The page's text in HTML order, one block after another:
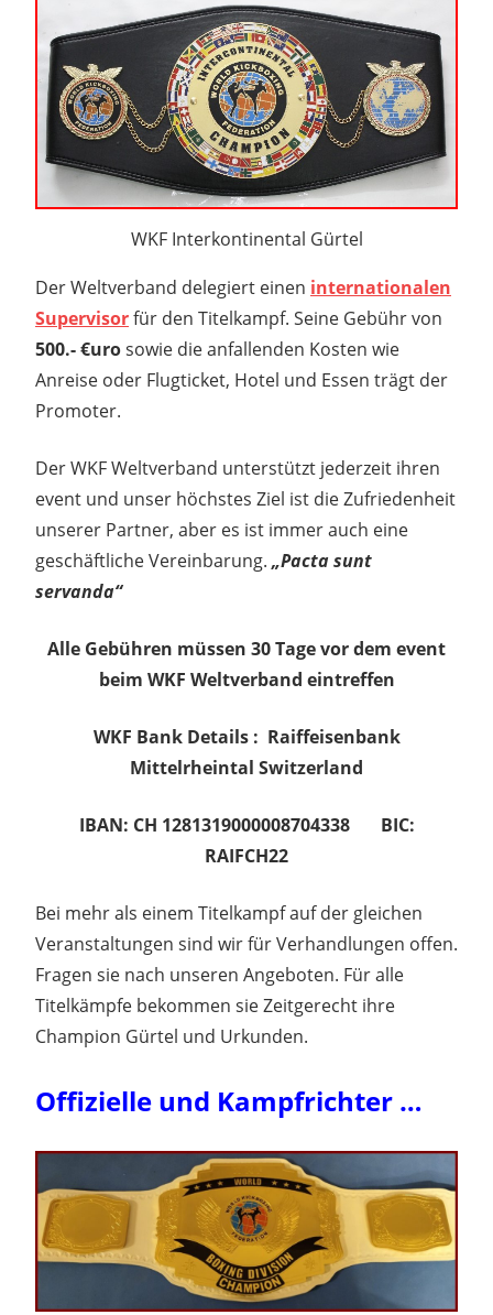
WKF Interkontinental Gürtel
Der Weltverband delegiert einen internationalen
Supervisorfür den Titelkampf. Seine Gebühr von
500.- €urosowie die anfallenden Kosten wie
Anreise oder Flugticket, Hotel und Essen trägt der
Promoter.
Der WKF Weltverband unterstützt jederzeit ihren
event und unser höchstes Ziel ist die Zufriedenheit
unserer Partner, aber es ist immer auch eine
geschäftliche Vereinbarung. „Pacta sunt
servanda“
Alle Gebühren müssen 30 Tage vor dem event
beim WKF Weltverband eintreffen
WKF Bank Details : Raiffeisenbank
Mittelrheintal Switzerland
IBAN: CH 1281319000008704338 BIC:
RAIFCH22
Bei mehr als einem Titelkampf auf der gleichen
Veranstaltungen sind wir für Verhandlungen offen.
Fragen sie nach unseren Angeboten. Für alle
Titelkämpfe bekommen sie Zeitgerecht ihre
Champion Gürtel und Urkunden.
Offizielle und Kampfrichter …